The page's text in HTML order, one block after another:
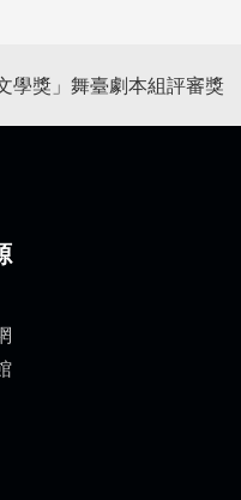
學獎」舞臺劇本組評審獎